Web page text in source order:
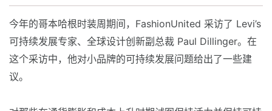
今年的哥本哈根时装周期间，FashionUnited 采访了 Levi’s
可持续发展专家、全球设计创新副总裁 Paul Dillinger。在
这个采访中，他对小品牌的可持续发展问题给出了一些建
议。